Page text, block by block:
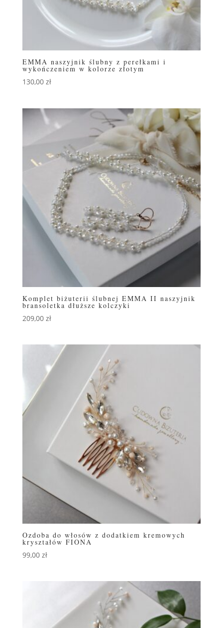
EMMA naszyjnik ślubny z perełkami i
wykończeniem w kolorze złotym
130,00 zł
Komplet biżuterii ślubnej EMMA II naszyjnik
bransoletka dłuższe kolczyki
209,00 zł
Ozdoba do włosów z dodatkiem kremowych
kryształów FIONA
99,00 zł